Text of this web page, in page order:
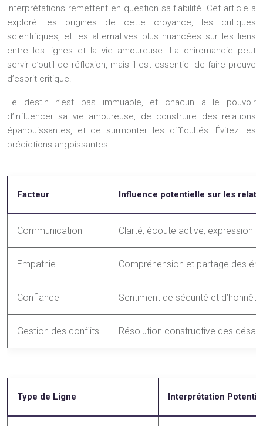
interprétations remettent en question sa fiabilité. Cet article a
exploré les origines de cette croyance, les critiques
scientifiques, et les alternatives plus nuancées sur les liens
entre les lignes et la vie amoureuse. La chiromancie peut
servir d’outil de réflexion, mais il est essentiel de faire preuve
d’esprit critique.
Le destin n’est pas immuable, et chacun a le pouvoir
d’influencer sa vie amoureuse, de construire des relations
épanouissantes, et de surmonter les difficultés. Évitez les
prédictions angoissantes.
Facteur Influence potentielle sur les
Communication Clarté, écoute active, expression
Empathie Compréhension et partage des
Confiance Sentiment de sécurité et
Gestion des conflits Résolution constructive des
Type de Ligne Interprétation